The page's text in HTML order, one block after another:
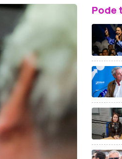
Pode